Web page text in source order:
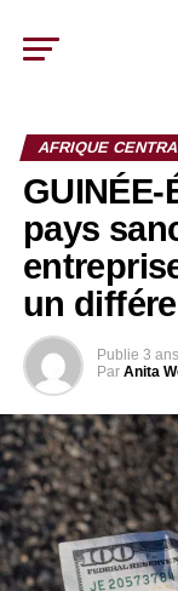
AFRIQUE
GUINÉE-
pays
un
Publie 3
Par Anita